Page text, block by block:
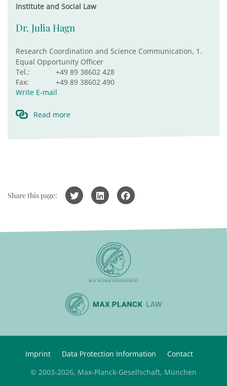
Institute and Social Law
Dr. Julia Hagn
Research Coordination and Science Communication, 1.
Equal Opportunity Officer
Tel.:
+49 89 38602 428
Fax:
+49 89 38602 490
Write E-mail
Read more
Share this page:
Imprint Data Protection Information
Contact
© 2003-2026, Max-Planck-Gesellschaft, München